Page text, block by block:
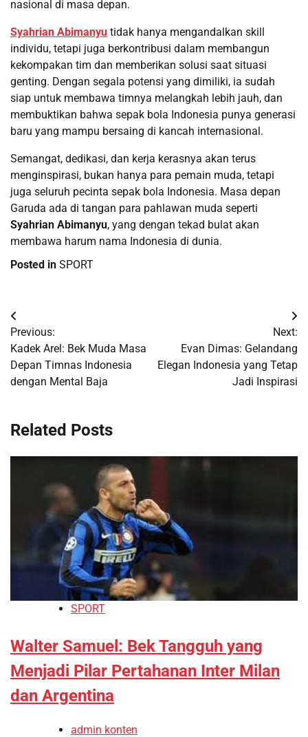
nasional di masa depan.
Syahrian Abimanyu tidak hanya mengandalkan skill
individu, tetapi juga berkontribusi dalam membangun
kekompakan tim dan memberikan solusi saat situasi
genting. Dengan segala potensi yang dimiliki, ia sudah
siap untuk membawa timnya melangkah lebih jauh, dan
membuktikan bahwa sepak bola Indonesia punya generasi
baru yang mampu bersaing di kancah internasional.
Semangat, dedikasi, dan kerja kerasnya akan terus
menginspirasi, bukan hanya para pemain muda, tetapi
juga seluruh pecinta sepak bola Indonesia. Masa depan
Garuda ada di tangan para pahlawan muda seperti
Syahrian Abimanyu, yang dengan tekad bulat akan
membawa harum nama Indonesia di dunia.
Posted in SPORT
Navigasi
pos
Previous:
Kadek Arel: Bek Muda Masa
Depan Timnas Indonesia
dengan Mental Baja
Next:
Evan Dimas: Gelandang
Elegan Indonesia yang Tetap
Jadi Inspirasi
Related Posts
SPORT
Walter Samuel: Bek Tangguh yang
Menjadi Pilar Pertahanan Inter Milan
dan Argentina
admin konten